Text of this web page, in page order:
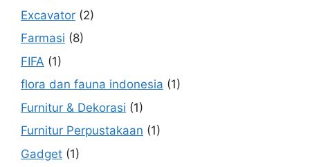
Excavator (2)
Farmasi (8)
FIFA (1)
flora dan fauna indonesia (1)
Furnitur & Dekorasi (1)
Furnitur Perpustakaan (1)
Gadget (1)